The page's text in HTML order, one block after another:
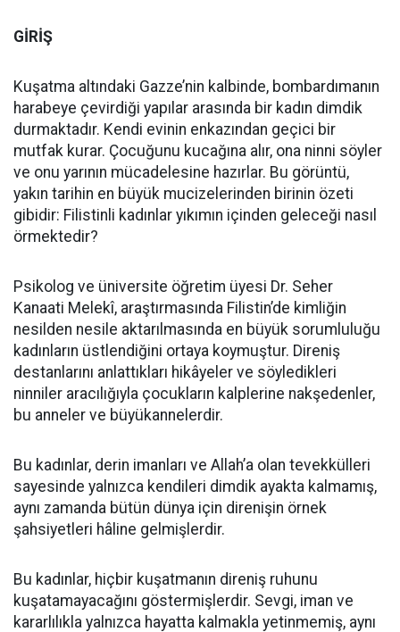
GİRİŞ
Kuşatma altındaki Gazze’nin kalbinde, bombardımanın
harabeye çevirdiği yapılar arasında bir kadın dimdik
durmaktadır. Kendi evinin enkazından geçici bir
mutfak kurar. Çocuğunu kucağına alır, ona ninni söyler
ve onu yarının mücadelesine hazırlar. Bu görüntü,
yakın tarihin en büyük mucizelerinden birinin özeti
gibidir: Filistinli kadınlar yıkımın içinden geleceği nasıl
örmektedir?
Psikolog ve üniversite öğretim üyesi Dr. Seher
Kanaati Melekî, araştırmasında Filistin’de kimliğin
nesilden nesile aktarılmasında en büyük sorumluluğu
kadınların üstlendiğini ortaya koymuştur. Direniş
destanlarını anlattıkları hikâyeler ve söyledikleri
ninniler aracılığıyla çocukların kalplerine nakşedenler,
bu anneler ve büyükannelerdir.
Bu kadınlar, derin imanları ve Allah’a olan tevekkülleri
sayesinde yalnızca kendileri dimdik ayakta kalmamış,
aynı zamanda bütün dünya için direnişin örnek
şahsiyetleri hâline gelmişlerdir.
Bu kadınlar, hiçbir kuşatmanın direniş ruhunu
kuşatamayacağını göstermişlerdir. Sevgi, iman ve
kararlılıkla yalnızca hayatta kalmakla yetinmemiş, aynı